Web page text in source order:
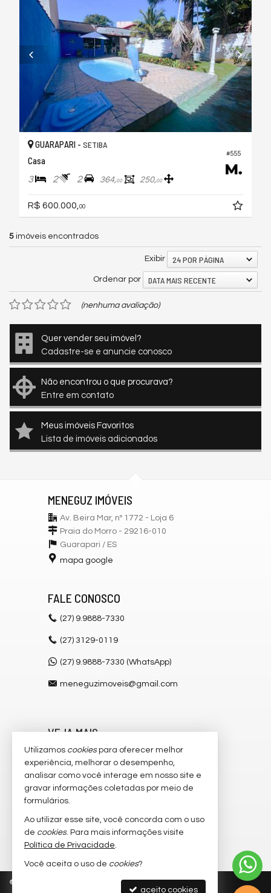
#555
GUARAPARI - SETIBA
Casa
3 2 2 364,00 250,00
R$ 600.000, 00
5 imóveis encontrados
Exibir 24 POR PÁGINA
Ordenar por DATA MAIS RECENTE
(nenhuma avaliação)
Quer vender seu imóvel?
Cadastre-se e anuncie conosco
Não encontrou o que procurava?
Entre em contato
Meus imóveis Favoritos
Lista de imóveis adicionados
MENEGUZ IMÓVEIS
Av. Beira Mar, nº 1772 - Loja 6
Praia do Morro - 29216-010
Guarapari / ES
mapa google
FALE CONOSCO
(27) 9.9888-7330
(27) 3129-0119
(27) 9.9888-7330 (WhatsApp)
meneguzimoveis@gmail.com
VEJA MAIS
receba nosso newsletter
cadastre seu imóvel
mapa de imóveis
trabalhe conosco
© Política de Privacidade
Utilizamos cookiespara oferecer melhor
experiência, melhorar o desempenho,
analisar como você interage em nosso site e
gravar informações coletadas por meio de
formulários.
Ao utilizar esse site, você concorda com o uso
de cookies. Para mais informações visite
Política de Privacidade.
Você aceita o uso de cookies?
aceito cookies